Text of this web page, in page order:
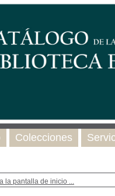
la pantalla de inicio ...
Colecciones